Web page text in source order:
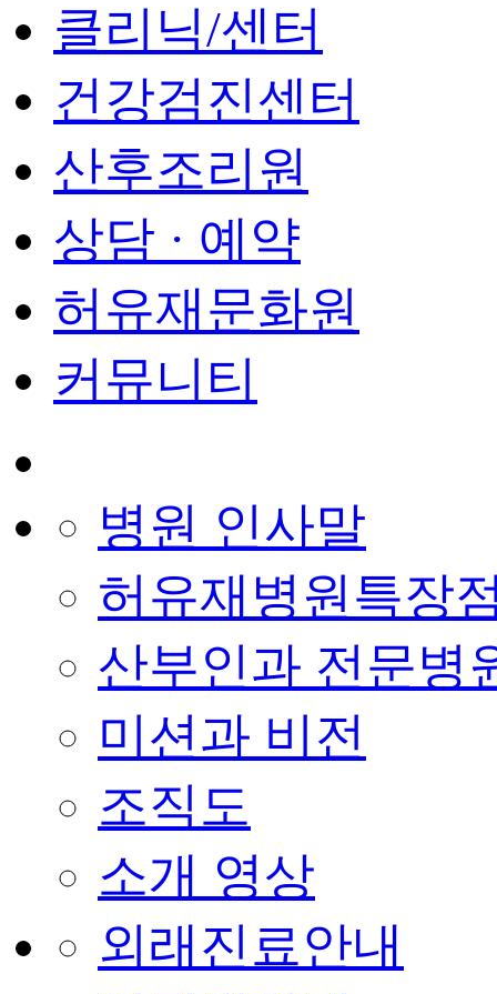
클리닉/센터
건강검진센터
산후조리원
상담 · 예약
허유재문화원
커뮤니티
병원 인사말
허유재병원특장
산부인과 전문병
미션과 비전
조직도
소개 영상
외래진료안내